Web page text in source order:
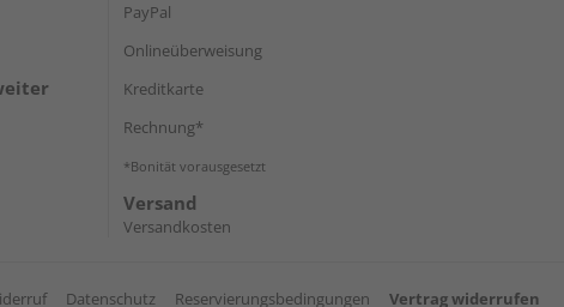
PayPal
Onlineüberweisung
Kreditkarte
Rechnung*
*Bonität vorausgesetzt
Versand
Versandkosten
Datenschutz Reservierungsbedingungen Vertrag widerrufen